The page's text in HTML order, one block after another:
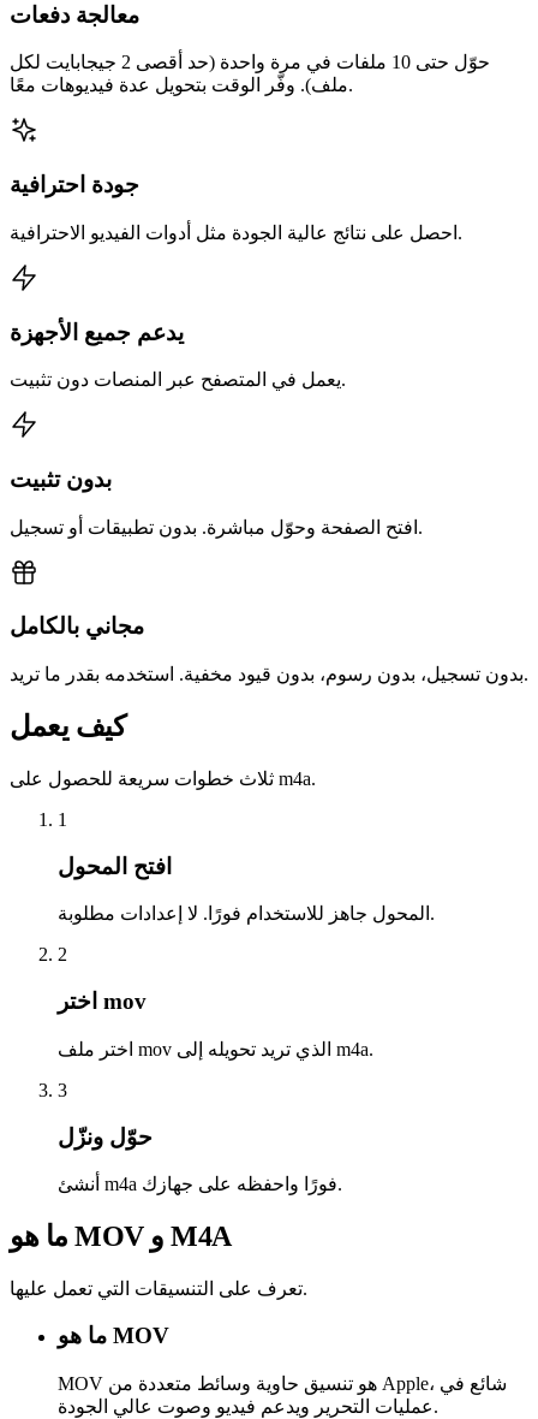
معالجة دفعات
حوّل حتى 10 ملفات في مرة واحدة (حد أقصى 2 جيجابايت لكل
ملف). وفّر الوقت بتحويل عدة فيديوهات معًا.
جودة احترافية
احصل على نتائج عالية الجودة مثل أدوات الفيديو الاحترافية.
يدعم جميع الأجهزة
يعمل في المتصفح عبر المنصات دون تثبيت.
بدون تثبيت
افتح الصفحة وحوّل مباشرة. بدون تطبيقات أو تسجيل.
مجاني بالكامل
بدون تسجيل، بدون رسوم، بدون قيود مخفية. استخدمه بقدر ما تريد.
كيف يعمل
ثلاث خطوات سريعة للحصول على m4a.
1
افتح المحول
المحول جاهز للاستخدام فورًا. لا إعدادات مطلوبة.
2
اختر mov
اختر ملف mov الذي تريد تحويله إلى m4a.
3
حوّل ونزّل
أنشئ m4a فورًا واحفظه على جهازك.
ما هو MOV و M4A
تعرف على التنسيقات التي تعمل عليها.
ما هو MOV
MOV هو تنسيق حاوية وسائط متعددة من Apple، شائع في
عمليات التحرير ويدعم فيديو وصوت عالي الجودة.